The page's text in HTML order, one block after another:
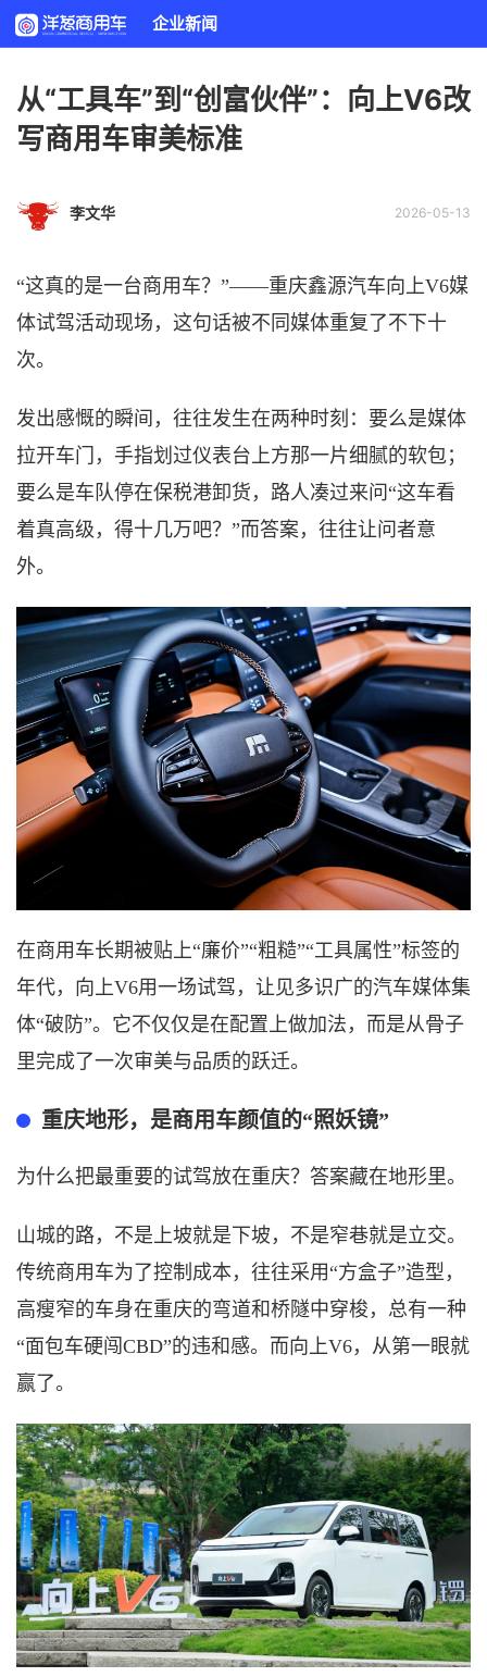
企业新闻
从“工具车”到“创富伙伴”：向上V6改
写商用车审美标准
2026-05-13
李文华
“这真的是一台商用车？”——重庆鑫源汽车向上V6媒
体试驾活动现场，这句话被不同媒体重复了不下十
次。
发出感慨的瞬间，往往发生在两种时刻：要么是媒体
拉开车门，手指划过仪表台上方那一片细腻的软包；
要么是车队停在保税港卸货，路人凑过来问 “这车看
着真高级，得十几万吧？”而答案，往往让问者意
外。
在商用车长期被贴上“廉价”“粗糙”“工具属性”标签的
年代，向上V6用一场试驾，让见多识广的汽车媒体集
体“破防”。它不仅仅是在配置上做加法，而是从骨子
里完成了一次审美与品质的跃迁。
重庆地形，是商用车颜值的“照妖镜”
为什么把最重要的试驾放在重庆？答案藏在地形里。
山城的路，不是上坡就是下坡，不是窄巷就是立交。
传统商用车为了控制成本，往往采用 “方盒子”造型，
高瘦窄的车身在重庆的弯道和桥隧中穿梭，总有一种
“面包车硬闯CBD”的违和感。而向上V6，从第一眼就
赢了。